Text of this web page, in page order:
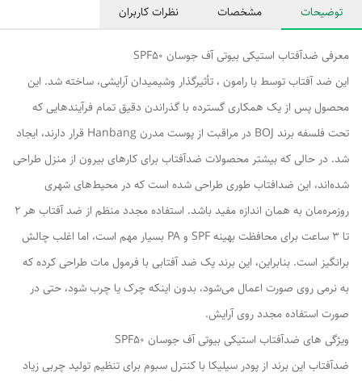
توضیحات مشخصات نظرات کاربران
معرفی ضدآفتاب استیکی بیوتی آف جوسان SPF50
این ضد آفتاب توسط با رامون ، تأثیرگذار وشیمیدان آرایشی، ساخته شد. این
محصول پس از یک همکاری گسترده با گذراندن دقیق تمام فرآیندهایی که
تحت فلسفه برند BOJ در مراقبت از پوست مدرن Hanbang قرار دارند، ایجاد
شد. در حالی که بیشتر محصولات ضدآفتاب برای کارهای بیرون از منزل طراحی
شده‌اند، این ضدافتاب طوری طراحی شده است که در محیط‌های شهری
روزمره‌مان به همان اندازه مفید باشد. استفاده مجدد منظم از ضد آفتاب هر 2
تا 3 ساعت برای محافظت بهینه SPF و PA بسیار مهم است، اما اغلب چالش
برانگیز است. بنابراین، این برند یک ضد آفتابی با فرمول مات طراحی کرده‌ که
به نرمی روی صورت اعمال می‌شود، بدون اینکه چرک یا چرب شود، حتی در
صورت استفاده مجدد روی آرایش.
ویژگی های ضدآفتاب استیکی بیوتی آف جوسان SPF50
ضدآفتاب‌ این برند از پودر سیلیکا با کنترل سبوم برای تنظیم تولید چربی زیاد